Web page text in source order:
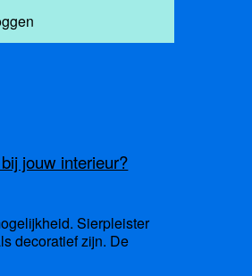
jouw interieur?
Sierpleister
decoratief zijn. De